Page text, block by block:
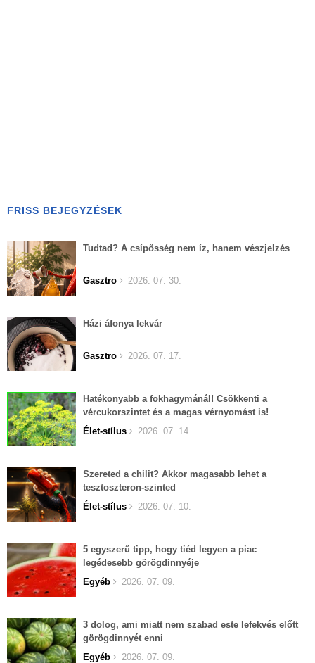
FRISS BEJEGYZÉSEK
Tudtad? A csípősség nem íz, hanem vészjelzés
Gasztro 2026. 07. 30.
Házi áfonya lekvár
Gasztro 2026. 07. 17.
Hatékonyabb a fokhagymánál! Csökkenti a
vércukorszintet és a magas vérnyomást is!
Élet-stílus
2026. 07. 14.
Szereted a chilit? Akkor magasabb lehet a
tesztoszteron-szinted
Élet-stílus
2026. 07. 10.
5 egyszerű tipp, hogy tiéd legyen a piac
legédesebb görögdinnyéje
Egyéb
2026. 07. 09.
3 dolog, ami miatt nem szabad este lefekvés előtt
görögdinnyét enni
Egyéb
2026. 07. 09.